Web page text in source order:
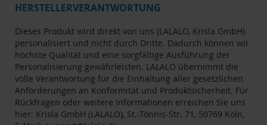
HERSTELLERVERANTWORTUNG
Dieses Produkt wird direkt von uns (LALALO, Krisla GmbH)
personalisiert und nicht durch Dritte. Dadurch können wir
höchste Qualität und eine sorgfältige Ausführung der
Personalisierung gewährleisten. LALALO übernimmt die
volle Verantwortung für die Einhaltung aller gesetzlichen
Anforderungen an Konformität und Produktsicherheit. Für
Rückfragen oder weitere Informationen erreichen Sie uns
hier: Krisla GmbH (LALALO), St.-Tönnis-Str. 71, 50769 Köln,